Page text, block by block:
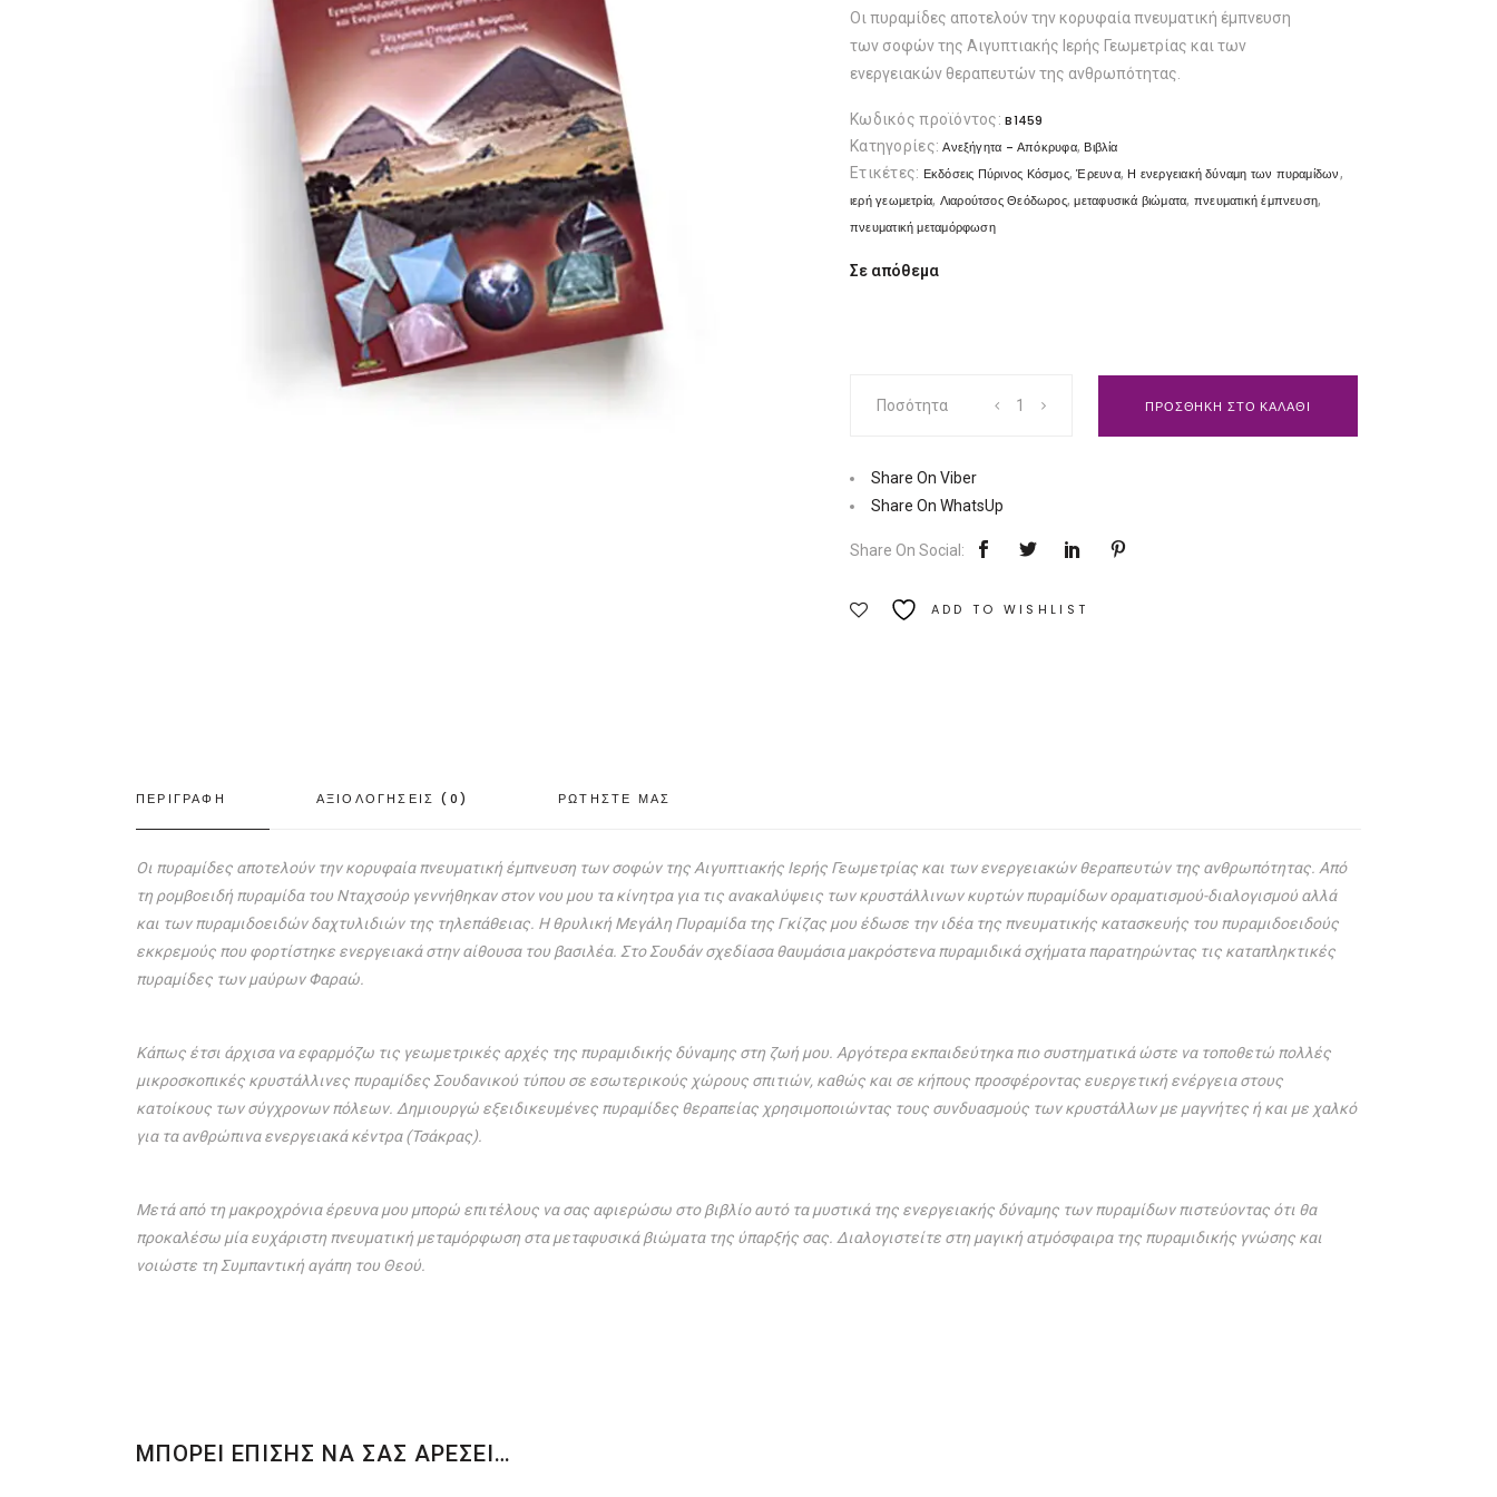
Οι πυραμίδες αποτελούν την κορυφαία πνευματική έμπνευση
των σοφών της Αιγυπτιακής Ιερής Γεωμετρίας και των
ενεργειακών θεραπευτών της ανθρωπότητας.
Κωδικός προϊόντος:B1459
Κατηγορίες:Ανεξήγητα - Απόκρυφα, Βιβλία
Ετικέτες: Εκδόσεις Πύρινος Κόσμος,Έρευνα, Η ενεργειακή δύναμη των πυραμίδων,
ιερή γεωμετρία, Λιαρούτσος Θεόδωρος,μεταφυσικά βιώματα, πνευματική έμπνευση,
πνευματική μεταμόρφωση
Σε απόθεμα
ενεργειακή
των
πυραμίδων
Εκδόσεις
Κόσμος
Ποσότητα ΠΡΟΣΘΗΚΗ ΣΤΟ ΚΑΛΑΘΙ
Share On Viber
Share On WhatsUp
Share On Social:
ADD TO WISHLIST
ΠΕΡΙΓΡΑΦΗ ΑΞΙΟΛΟΓΗΣΕΙΣ (0) ΡΩΤΗΣΤΕ ΜΑΣ
Οι πυραμίδες αποτελούν την κορυφαία πνευματική έμπνευση των σοφών της Αιγυπτιακής Ιερής Γεωμετρίας και των ενεργειακών θεραπευτών της ανθρωπότητας. Από
τη ρομβοειδή πυραμίδα του Νταχσούρ γεννήθηκαν στον νου μου τα κίνητρα για τις ανακαλύψεις των κρυστάλλινων κυρτών πυραμίδων οραματισμού-διαλογισμού αλλά
και των πυραμιδοειδών δαχτυλιδιών της τηλεπάθειας. Η θρυλική Μεγάλη Πυραμίδα της Γκίζας μου έδωσε την ιδέα της πνευματικής κατασκευής του πυραμιδοειδούς
εκκρεμούς που φορτίστηκε ενεργειακά στην αίθουσα του βασιλέα. Στο Σουδάν σχεδίασα θαυμάσια μακρόστενα πυραμιδικά σχήματα παρατηρώντας τις καταπληκτικές
πυραμίδες των μαύρων Φαραώ.
Κάπως έτσι άρχισα να εφαρμόζω τις γεωμετρικές αρχές της πυραμιδικής δύναμης στη ζωή μου. Αργότερα εκπαιδεύτηκα πιο συστηματικά ώστε να τοποθετώ πολλές
μικροσκοπικές κρυστάλλινες πυραμίδες Σουδανικού τύπου σε εσωτερικούς χώρους σπιτιών, καθώς και σε κήπους προσφέροντας ευεργετική ενέργεια στους
κατοίκους των σύγχρονων πόλεων. Δημιουργώ εξειδικευμένες πυραμίδες θεραπείας χρησιμοποιώντας τους συνδυασμούς των κρυστάλλων με μαγνήτες ή και με χαλκό
για τα ανθρώπινα ενεργειακά κέντρα (Τσάκρας).
Μετά από τη μακροχρόνια έρευνα μου μπορώ επιτέλους να σας αφιερώσω στο βιβλίο αυτό τα μυστικά της ενεργειακής δύναμης των πυραμίδων πιστεύοντας ότι θα
προκαλέσω μία ευχάριστη πνευματική μεταμόρφωση στα μεταφυσικά βιώματα της ύπαρξής σας. Διαλογιστείτε στη μαγική ατμόσφαιρα της πυραμιδικής γνώσης και
νοιώστε τη Συμπαντική αγάπη του Θεού.
ΜΠΟΡΕΙ ΕΠΙΣΗΣ ΝΑ ΣΑΣ ΑΡΕΣΕΙ…